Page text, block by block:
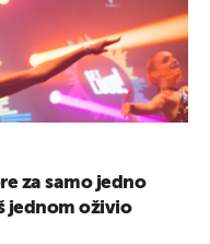
za samo jedno
jednom oživio